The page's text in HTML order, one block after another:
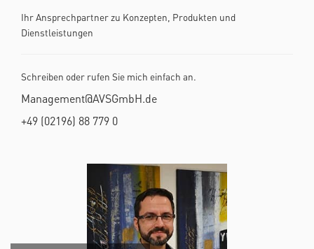
Ihr Ansprechpartner zu Konzepten, Produkten und
Dienstleistungen
Schreiben oder rufen Sie mich einfach an.
Management@AVSGmbH.de
+49 (02196) 88 779 0